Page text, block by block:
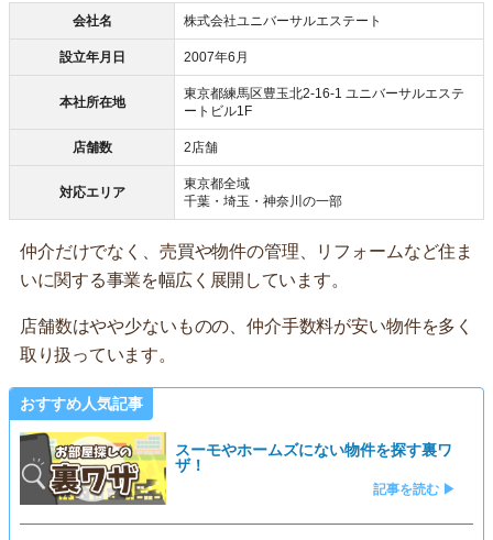
会社名 株式会社ユニバーサルエステート
設立年月日 2007年6月
本社所在地
東京都練馬区豊玉北2-16-1 ユニバーサルエステ
ートビル1F
店舗数 2店舗
対応エリア
東京都全域
千葉・埼玉・神奈川の一部
仲介だけでなく、売買や物件の管理、リフォームなど住ま
いに関する事業を幅広く展開しています。
店舗数はやや少ないものの、仲介手数料が安い物件を多く
取り扱っています。
おすすめ人気記事
スーモやホームズにない物件を探す裏ワ
ザ！
記事を読む ▶